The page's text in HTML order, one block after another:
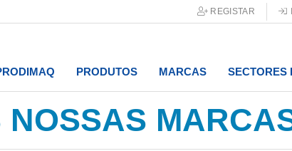
REGISTAR
PRODUTOS MARCAS SECTORES
NOSSAS